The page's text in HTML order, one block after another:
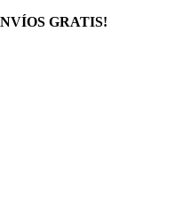
GRATIS!